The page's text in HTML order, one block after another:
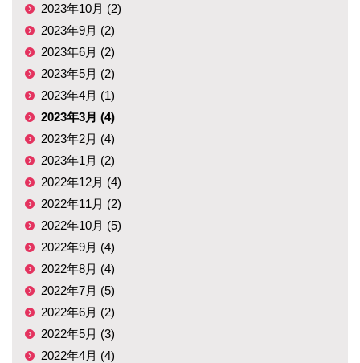
2023年10月 (2)
2023年9月 (2)
2023年6月 (2)
2023年5月 (2)
2023年4月 (1)
2023年3月 (4)
2023年2月 (4)
2023年1月 (2)
2022年12月 (4)
2022年11月 (2)
2022年10月 (5)
2022年9月 (4)
2022年8月 (4)
2022年7月 (5)
2022年6月 (2)
2022年5月 (3)
2022年4月 (4)